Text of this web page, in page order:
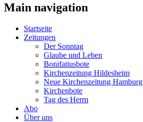
Main navigation
Startseite
Zeitungen
Der Sonntag
Glaube und Leben
Bonifatiusbote
Kirchenzeitung Hildesheim
Neue Kirchenzeitung Hamburg
Kirchenbote
Tag des Herrn
Abo
Über uns